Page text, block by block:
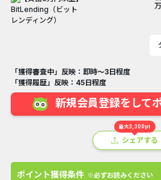
「獲得審査中」反映：即時～3日程度
「獲得履歴」反映：45日程度
新規会員登録をして
最大3,300pt
シェアする
ポイント獲得条件 ※必ずお読みください